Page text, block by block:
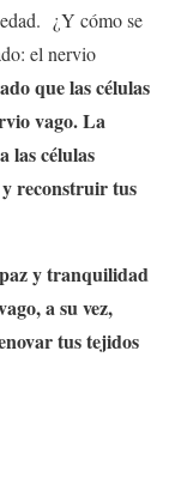
¿Y cómo se
el nervio
que las células
vago. La
las células
reconstruir tus
y tranquilidad
a su vez,
tus tejidos